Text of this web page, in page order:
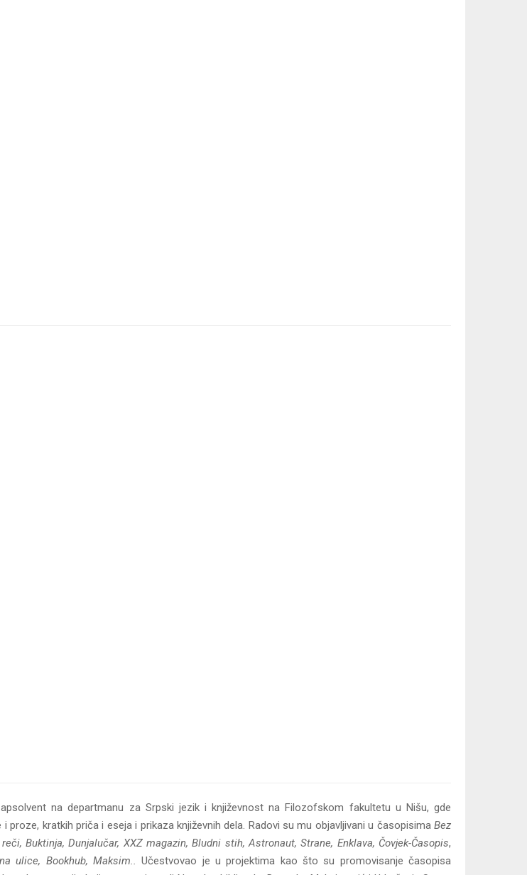
na departmanu za Srpski jezik i književnost na Filozofskom fakultetu u Nišu, gde
proze, kratkih priča i eseja i prikaza književnih dela. Radovi su mu objavljivani u časopisimaBez
reči, Buktinja, Dunjalučar, XXZ magazin, Bludni stih, Astronaut, Strane, Enklava, Čovjek-Časopis,
ulice, Bookhub, Maksim..Učestvovao je u projektima kao što su promovisanje časopisa